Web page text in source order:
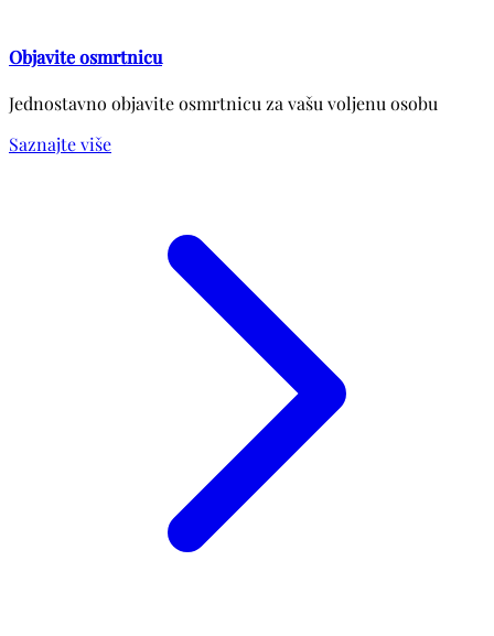
Objavite osmrtnicu
Jednostavno objavite osmrtnicu za vašu voljenu osobu
Saznajte više